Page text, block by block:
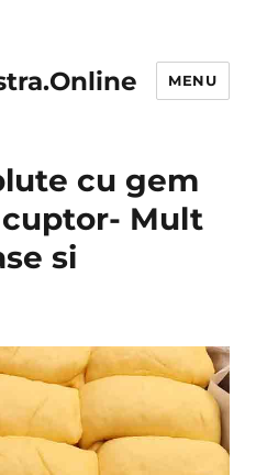
MENU
cu gem
Mult
si